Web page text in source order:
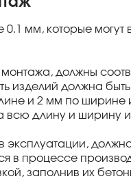
мм, которые могут
должны
изделий должна
и 2 мм по ширине
всю длину и ширину
эксплуатации,
в процессе
заполнив их